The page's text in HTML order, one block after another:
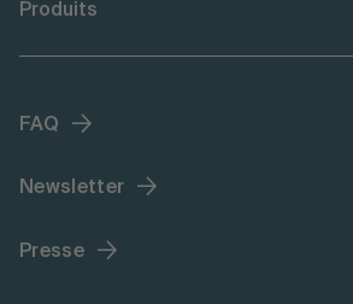
Produits
FAQ
Newsletter
Presse